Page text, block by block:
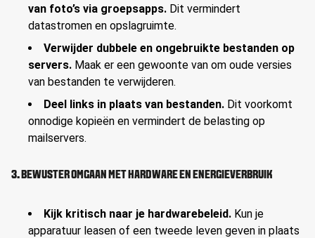
van foto’s via groepsapps. Dit vermindert
datastromen en opslagruimte.
Verwijder dubbele en ongebruikte bestanden op
servers. Maak er een gewoonte van om oude versies
van bestanden te verwijderen.
Deel links in plaats van bestanden. Dit voorkomt
onnodige kopieën en vermindert de belasting op
mailservers.
3. BEWUSTER OMGAAN MET HARDWARE EN ENERGIEVERBRUIK
Kijk kritisch naar je hardwarebeleid. Kun je
apparatuur leasen of een tweede leven geven in plaats